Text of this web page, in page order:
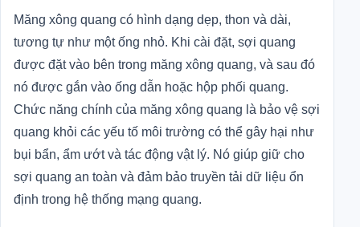
Măng xông quang có hình dạng dẹp, thon và dài,
tương tự như một ống nhỏ. Khi cài đặt, sợi quang
được đặt vào bên trong măng xông quang, và sau đó
nó được gắn vào ống dẫn hoặc hộp phối quang.
Chức năng chính của măng xông quang là bảo vệ sợi
quang khỏi các yếu tố môi trường có thể gây hại như
bụi bẩn, ẩm ướt và tác động vật lý. Nó giúp giữ cho
sợi quang an toàn và đảm bảo truyền tải dữ liệu ổn
định trong hệ thống mạng quang.